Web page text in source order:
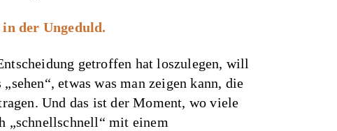
der Ungeduld.
getroffen hat loszulegen, will
etwas was man zeigen kann, die
Und das ist der Moment, wo viele
„schnellschnell“ mit einem